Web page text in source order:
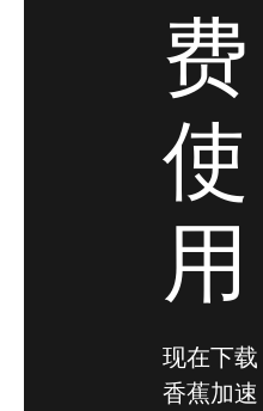
费
使
用
现在下载
香蕉加速